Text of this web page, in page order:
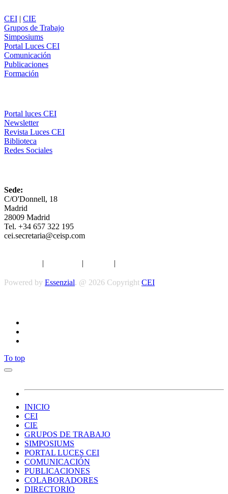
CEI | CIE
Grupos de Trabajo
Simposiums
Portal Luces CEI
Comunicación
Publicaciones
Formación
Portal luces CEI
Newsletter
Revista Luces CEI
Biblioteca
Redes Sociales
Sede:
C/O'Donnell, 18
Madrid
28009 Madrid
Tel. +34 657 322 195
cei.secretaria@ceisp.com
| | |
Powered by Essenzial. @ 2026 Copyright CEI
To top
INICIO
CEI
CIE
GRUPOS DE TRABAJO
SIMPOSIUMS
PORTAL LUCES CEI
COMUNICACIÓN
PUBLICACIONES
COLABORADORES
DIRECTORIO